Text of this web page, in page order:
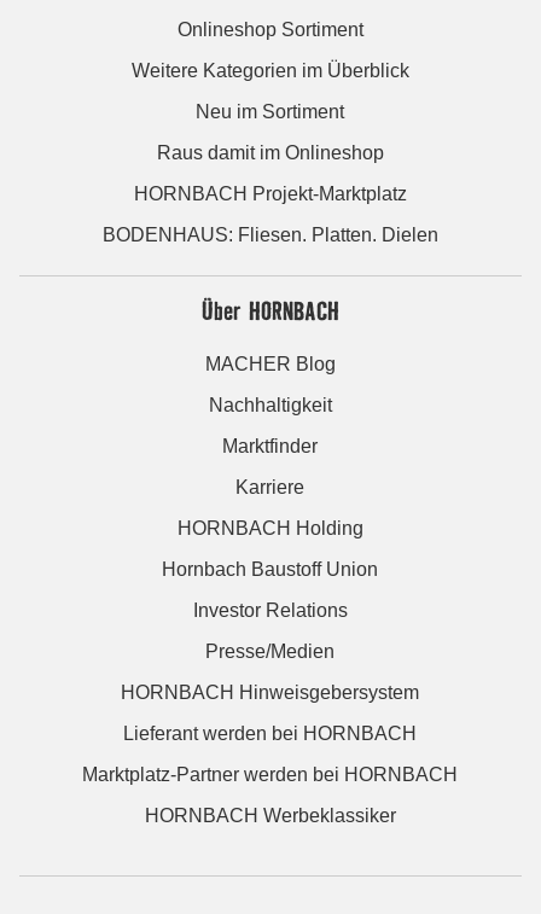
Onlineshop Sortiment
Weitere Kategorien im Überblick
Neu im Sortiment
Raus damit im Onlineshop
HORNBACH Projekt-Marktplatz
BODENHAUS: Fliesen. Platten. Dielen
Über HORNBACH
MACHER Blog
Nachhaltigkeit
Marktfinder
Karriere
HORNBACH Holding
Hornbach Baustoff Union
Investor Relations
Presse/Medien
HORNBACH Hinweisgebersystem
Lieferant werden bei HORNBACH
Marktplatz-Partner werden bei HORNBACH
HORNBACH Werbeklassiker